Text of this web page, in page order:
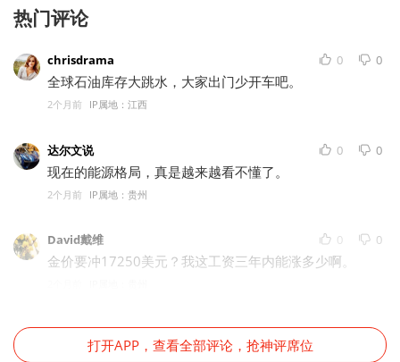
热门评论
chrisdrama 0 0
全球石油库存大跳水，大家出门少开车吧。
2个月前 IP属地：江西
达尔文说 0 0
现在的能源格局，真是越来越看不懂了。
2个月前 IP属地：贵州
David戴维 0 0
金价要冲17250美元？我这工资三年内能涨多少啊。
打开APP，查看全部评论，抢神评席位